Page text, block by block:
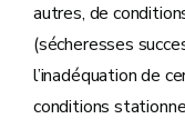
autres, de
(sécheresses
l’inadéquation de
conditions